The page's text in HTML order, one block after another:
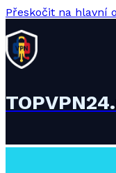
Přeskočit na hlavní